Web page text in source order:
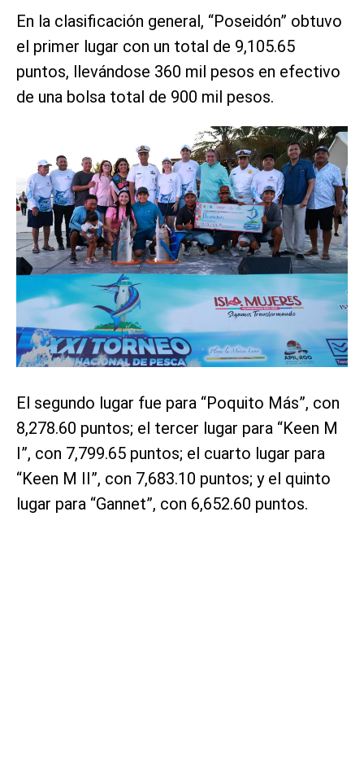
En la clasificación general, “Poseidón” obtuvo
el primer lugar con un total de 9,105.65
puntos, llevándose 360 mil pesos en efectivo
de una bolsa total de 900 mil pesos.
El segundo lugar fue para “Poquito Más”, con
8,278.60 puntos; el tercer lugar para “Keen M
I”, con 7,799.65 puntos; el cuarto lugar para
“Keen M II”, con 7,683.10 puntos; y el quinto
lugar para “Gannet”, con 6,652.60 puntos.